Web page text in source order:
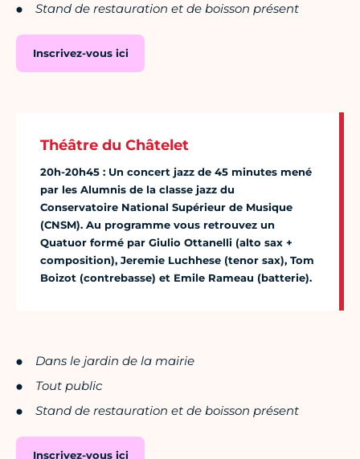
Stand de restauration et de boisson présent
Inscrivez-vous ici
Théâtre du Châtelet
20h-20h45 : Un concert jazz de 45 minutes mené
par les Alumnis de la classe jazz du
Conservatoire National Supérieur de Musique
(CNSM). Au programme vous retrouvez un
Quatuor formé par Giulio Ottanelli (alto sax +
composition), Jeremie Luchhese (tenor sax), Tom
Boizot (contrebasse) et Emile Rameau (batterie).
Dans le jardin de la mairie
Tout public
Stand de restauration et de boisson présent
Inscrivez-vous ici